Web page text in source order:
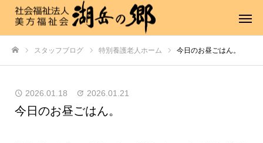
スタッフブログ 特別養護老人ホーム 今日のお昼ごはん。
2026.01.18 2026.01.21
今日のお昼ごはん。